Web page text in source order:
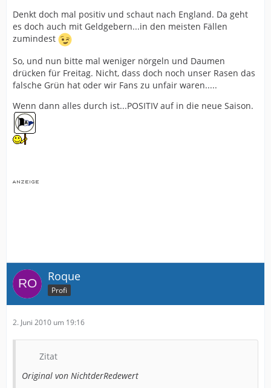
Denkt doch mal positiv und schaut nach England. Da geht
es doch auch mit Geldgebern...in den meisten Fällen
zumindest
So, und nun bitte mal weniger nörgeln und Daumen
drücken für Freitag. Nicht, dass doch noch unser Rasen das
falsche Grün hat oder wir Fans zu unfair waren.....
Wenn dann alles durch ist...POSITIV auf in die neue Saison.
Roque
Profi
2. Juni 2010 um 19:16
Zitat
Original von NichtderRedewert